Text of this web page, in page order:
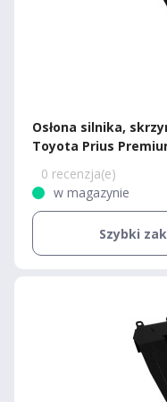
Osłona silnika,
Toyota Prius
0 recenzja(e)
w magazynie
Szybki